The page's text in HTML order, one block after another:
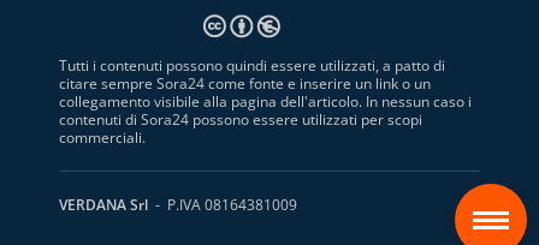
Tutti i contenuti possono quindi essere utilizzati, a patto di
citare sempre Sora24 come fonte e inserire un link o un
collegamento visibile alla pagina dell'articolo. In nessun caso i
contenuti di Sora24 possono essere utilizzati per scopi
commerciali.
VERDANA Srl - P.IVA 08164381009